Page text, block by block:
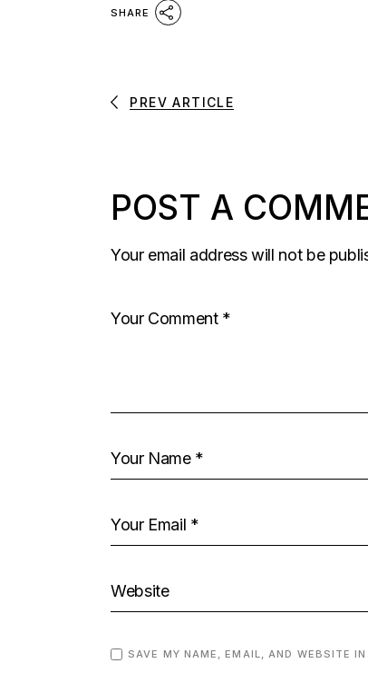
SHARE
PREV ARTICLE
POST A
Your email address will not be
SAVE MY NAME, EMAIL, AND WEBSITE